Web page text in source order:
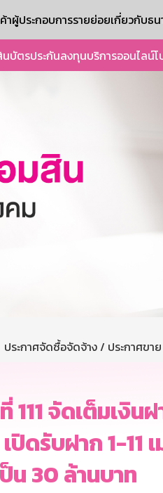
าผู้ประกอบการรายย่อยเกี่ยวกับธน
บัตรประกันลงทุนบริการออนไลน์
ประกาศจัดซื้อจัดจ้าง / ประกาศขาย
จัดเต็มเงิน
ปิดรับฝาก 1-11
น 30 ล้านบาท